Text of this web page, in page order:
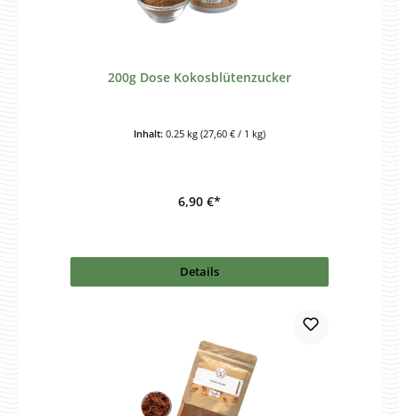
200g Dose Kokosblütenzucker
Inhalt: 0.25 kg (27,60 € / 1 kg)
6,90 €*
Details